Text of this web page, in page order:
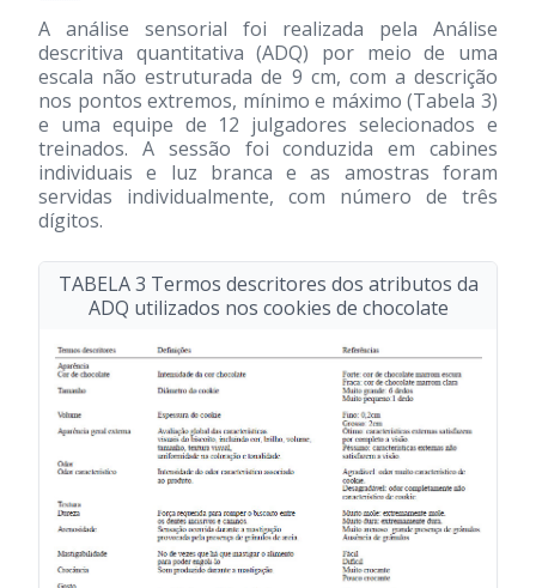
A análise sensorial foi realizada pela Análise
descritiva quantitativa (ADQ) por meio de uma
escala não estruturada de 9 cm, com a descrição
nos pontos extremos, mínimo e máximo (Tabela 3)
e uma equipe de 12 julgadores selecionados e
treinados. A sessão foi conduzida em cabines
individuais e luz branca e as amostras foram
servidas individualmente, com número de três
dígitos.
TABELA 3 Termos descritores dos atributos da
ADQ utilizados nos cookies de chocolate